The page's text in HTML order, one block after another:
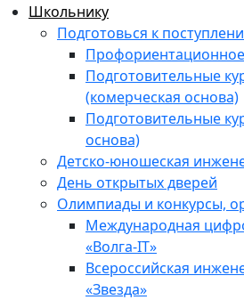
Школьнику
Подготовься к
Подготовительные
(комерческая основа)
Подготовительные
основа)
Детско-юношеская
День открытых дверей
Олимпиады и конкурсы,
Международная
«Волга-IT»
Всероссийская
«Звезда»